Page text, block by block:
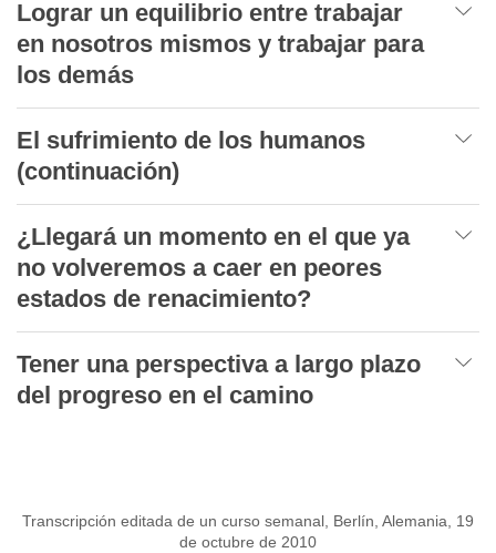
Lograr un equilibrio entre trabajar
en nosotros mismos y trabajar para
los demás
El sufrimiento de los humanos
(continuación)
¿Llegará un momento en el que ya
no volveremos a caer en peores
estados de renacimiento?
Tener una perspectiva a largo plazo
del progreso en el camino
Transcripción editada de un curso semanal, Berlín, Alemania, 19
de octubre de 2010